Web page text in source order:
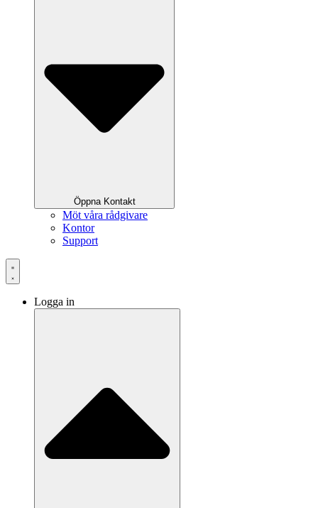
Öppna Kontakt
Möt våra rådgivare
Kontor
Support
Logga in